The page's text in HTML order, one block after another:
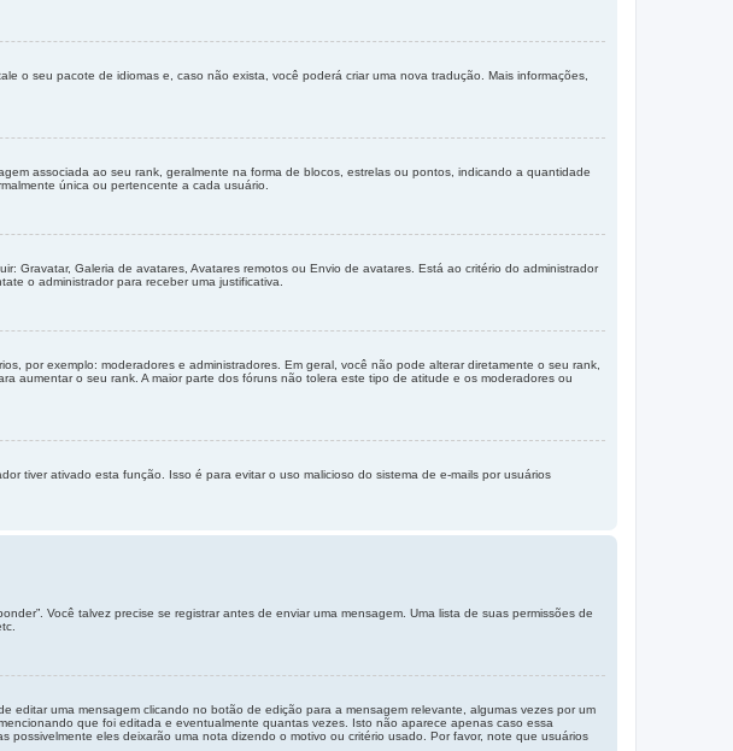
o seu pacote de idiomas e, caso não exista, você poderá criar uma nova tradução. Mais informações,
associada ao seu rank, geralmente na forma de blocos, estrelas ou pontos, indicando a quantidade
única ou pertencente a cada usuário.
Gravatar, Galeria de avatares, Avatares remotos ou Envio de avatares. Está ao critério do administrador
o administrador para receber uma justificativa.
por exemplo: moderadores e administradores. Em geral, você não pode alterar diretamente o seu rank,
aumentar o seu rank. A maior parte dos fóruns não tolera este tipo de atitude e os moderadores ou
tiver ativado esta função. Isso é para evitar o uso malicioso do sistema de e-mails por usuários
Você talvez precise se registrar antes de enviar uma mensagem. Uma lista de suas permissões de
editar uma mensagem clicando no botão de edição para a mensagem relevante, algumas vezes por um
que foi editada e eventualmente quantas vezes. Isto não aparece apenas caso essa
eles deixarão uma nota dizendo o motivo ou critério usado. Por favor, note que usuários